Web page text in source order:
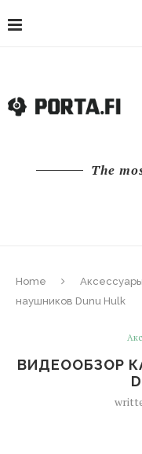
The
Home Аксессуары
наушников Dunu Hulk
ВИДЕООБЗОР